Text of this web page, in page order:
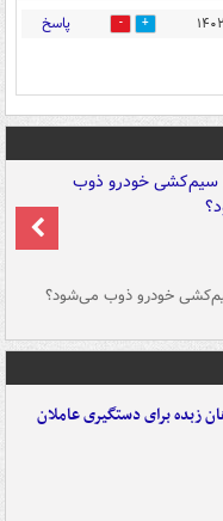
2 پاسخ
خودرو ذوب می‌شود؟
زبده برای دستگیری عاملان